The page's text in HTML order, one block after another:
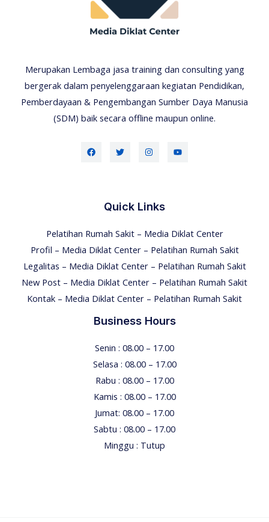
Merupakan Lembaga jasa training dan consulting yang
bergerak dalam penyelenggaraan kegiatan Pendidikan,
Pemberdayaan & Pengembangan Sumber Daya Manusia
(SDM) baik secara offline maupun online.
Quick Links
Pelatihan Rumah Sakit – Media Diklat Center
Profil – Media Diklat Center – Pelatihan Rumah Sakit
Legalitas – Media Diklat Center – Pelatihan Rumah Sakit
New Post – Media Diklat Center – Pelatihan Rumah Sakit
Kontak – Media Diklat Center – Pelatihan Rumah Sakit
Business Hours
Senin : 08.00 – 17.00
Selasa : 08.00 – 17.00
Rabu : 08.00 – 17.00
Kamis : 08.00 – 17.00
Jumat: 08.00 – 17.00
Sabtu : 08.00 – 17.00
Minggu : Tutup